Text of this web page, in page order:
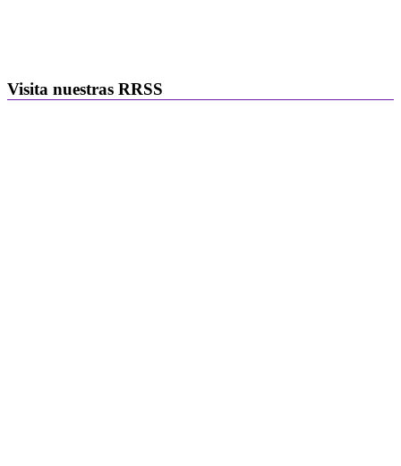
Visita nuestras RRSS